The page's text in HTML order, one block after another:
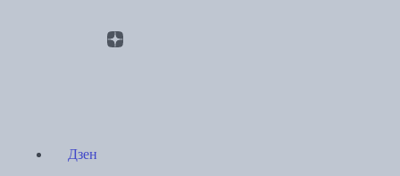
Дзен